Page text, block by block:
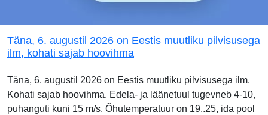
Täna, 6. augustil 2026 on Eestis muutliku pilvisusega
ilm, kohati sajab hoovihma
Täna, 6. augustil 2026 on Eestis muutliku pilvisusega ilm.
Kohati sajab hoovihma. Edela- ja läänetuul tugevneb 4-10,
puhanguti kuni 15 m/s. Õhutemperatuur on 19..25, ida pool